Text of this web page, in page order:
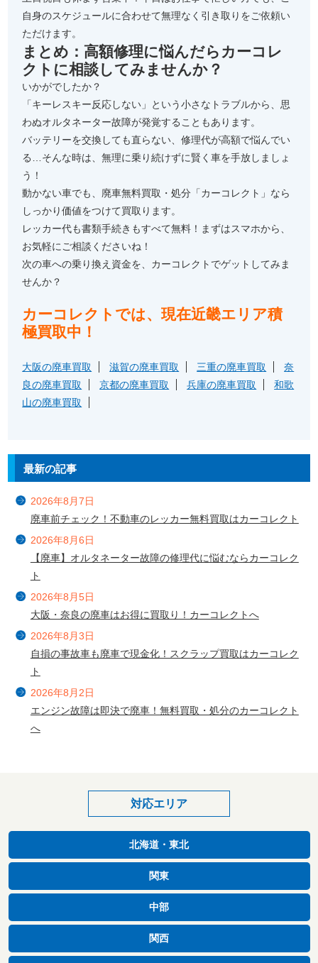
自身のスケジュールに合わせて無理なく引き取りをご依頼い
ただけます。
まとめ：高額修理に悩んだらカーコレ
クトに相談してみませんか？
いかがでしたか？
「キーレスキー反応しない」という小さなトラブルから、思
わぬオルタネーター故障が発覚することもあります。
バッテリーを交換しても直らない、修理代が高額で悩んでい
る…そんな時は、無理に乗り続けずに賢く車を手放しましょ
う！
動かない車でも、廃車無料買取・処分「カーコレクト」なら
しっかり価値をつけて買取ります。
レッカー代も書類手続きもすべて無料！まずはスマホから、
お気軽にご相談くださいね！
次の車への乗り換え資金を、カーコレクトでゲットしてみま
せんか？
カーコレクトでは、現在近畿エリア積
極買取中！
大阪の廃車買取 滋賀の廃車買取 三重の廃車買取
奈
良の廃車買取
京都の廃車買取 兵庫の廃車買取
和歌
山の廃車買取
最新の記事
2026年8月7日
廃車前チェック！不動車のレッカー無料買取はカーコレクト
2026年8月6日
【廃車】オルタネーター故障の修理代に悩むならカーコレク
ト
2026年8月5日
大阪・奈良の廃車はお得に買取り！カーコレクトへ
2026年8月3日
自損の事故車も廃車で現金化！スクラップ買取はカーコレク
ト
2026年8月2日
エンジン故障は即決で廃車！無料買取・処分のカーコレクト
へ
対応エリア
北海道・東北
関東
中部
関西